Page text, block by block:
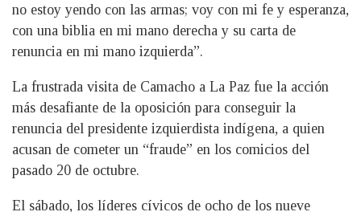
no estoy yendo con las armas; voy con mi fe y esperanza,
con una biblia en mi mano derecha y su carta de
renuncia en mi mano izquierda”.
La frustrada visita de Camacho a La Paz fue la acción
más desafiante de la oposición para conseguir la
renuncia del presidente izquierdista indígena, a quien
acusan de cometer un “fraude” en los comicios del
pasado 20 de octubre.
El sábado, los líderes cívicos de ocho de los nueve